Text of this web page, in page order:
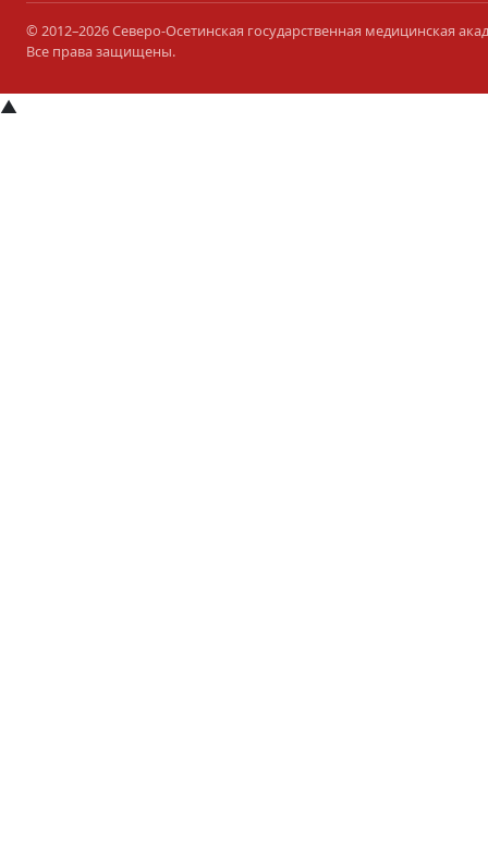
© 2012–2026 Северо-Осетинская государственная медицинская
Все права защищены.
▲